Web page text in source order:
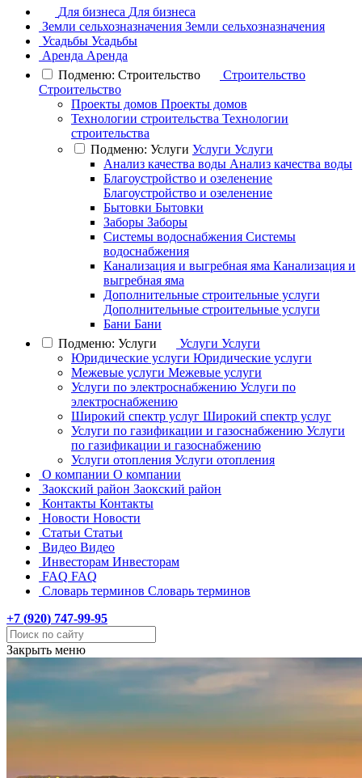
Для бизнеса Для бизнеса
Земли сельхозназначения Земли сельхозназначения
Усадьбы Усадьбы
Аренда Аренда
Подменю: Строительство
Строительство
Строительство
Проекты домов Проекты домов
Технологии строительства Технологии
строительства
Подменю: Услуги Услуги Услуги
Анализ качества воды Анализ качества воды
Благоустройство и озеленение
Благоустройство и озеленение
Бытовки Бытовки
Заборы Заборы
Системы водоснабжения Системы
водоснабжения
Канализация и выгребная яма Канализация и
выгребная яма
Дополнительные строительные услуги
Дополнительные строительные услуги
Бани Бани
Подменю: Услуги
Услуги Услуги
Юридические услуги Юридические услуги
Межевые услуги Межевые услуги
Услуги по электроснабжению Услуги по
электроснабжению
Широкий спектр услуг Широкий спектр услуг
Услуги по газификации и газоснабжению Услуги
по газификации и газоснабжению
Услуги отопления Услуги отопления
О компании О компании
Заокский район Заокский район
Контакты Контакты
Новости Новости
Статьи Статьи
Видео Видео
Инвесторам Инвесторам
FAQ FAQ
Словарь терминов Словарь терминов
+7 (920) 747-99-95
Закрыть меню